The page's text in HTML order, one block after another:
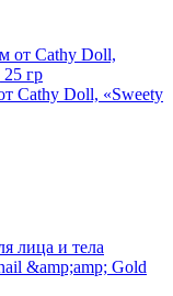
Cathy Doll, «Sweety